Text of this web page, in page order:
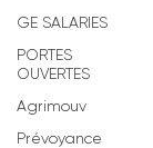
GE SALARIES
PORTES
OUVERTES
Agrimouv
Prévoyance